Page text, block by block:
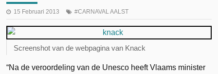
15 Februari 2013 CARNAVAL AALST
Screenshot van de webpagina van Knack
“Na de veroordeling van de Unesco heeft Vlaams minister